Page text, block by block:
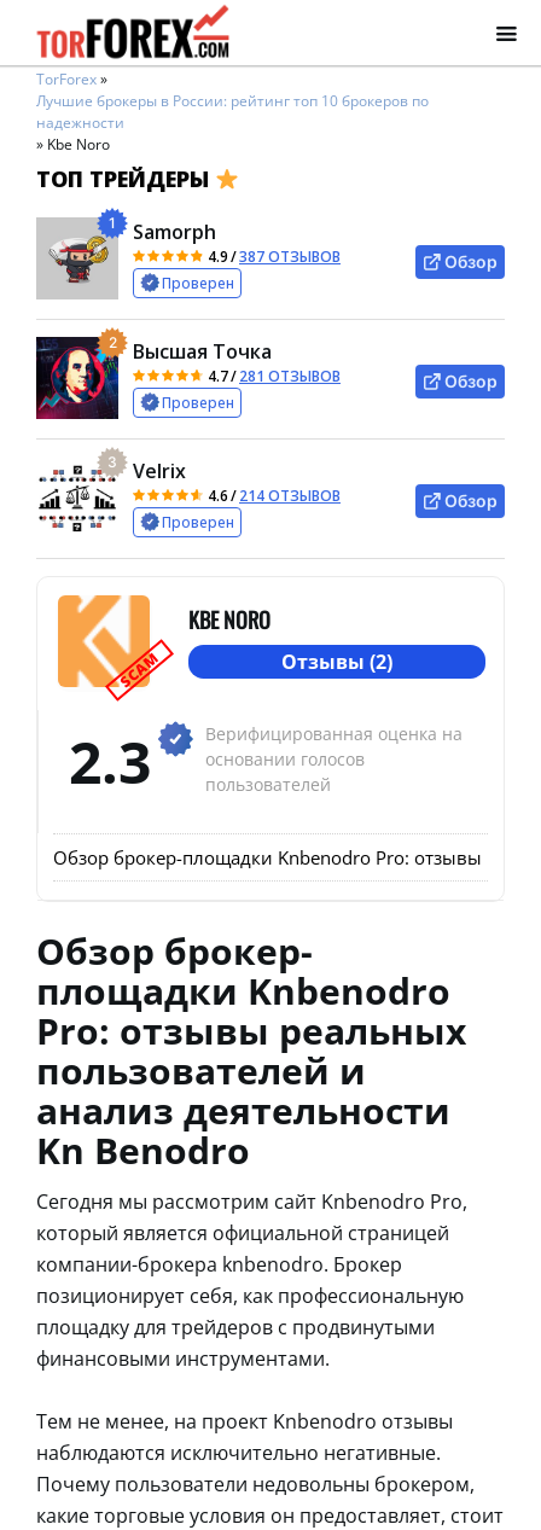
TorForex»
Лучшие брокеры в России: рейтинг топ 10 брокеров по
надежности
» Kbe Noro
ТОП ТРЕЙДЕРЫ
1 Samorph
4.9/387 ОТЗЫВОВ
Проверен
Обзор
2 Высшая Точка
4.7/281 ОТЗЫВОВ
Проверен
Обзор
3 Velrix
4.6/214 ОТЗЫВОВ
Проверен
Обзор
SCAM
KBE NORO
Отзывы (2)
2.3
Верифицированная оценка на
основании голосов
пользователей
Обзор брокер-площадки Knbenodro Pro: отзывы
Обзор брокер-
площадки Knbenodro
Pro: отзывы реальных
пользователей и
анализ деятельности
Kn Benodro
Сегодня мы рассмотрим сайт Knbenodro Pro,
который является официальной страницей
компании-брокера knbenodro. Брокер
позиционирует себя, как профессиональную
площадку для трейдеров с продвинутыми
финансовыми инструментами.
Тем не менее, на проект Knbenodro отзывы
наблюдаются исключительно негативные.
Почему пользователи недовольны брокером,
какие торговые условия он предоставляет, стоит